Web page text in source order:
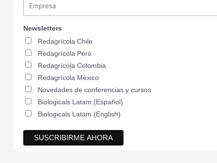
Newsletters
Redagrícola Chile
Redagrícola Perú
Redagrícola Colombia
Redagrícola México
Novedades de conferencias y cursos
Biologicals Latam (Español)
Biologicals Latam (English)